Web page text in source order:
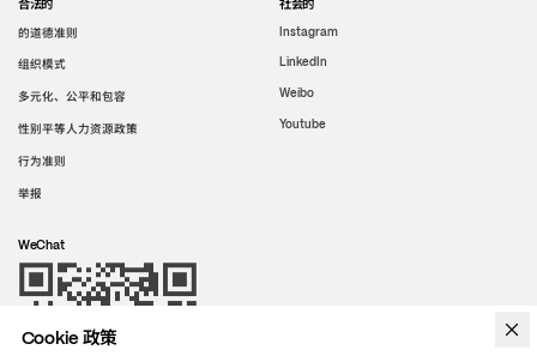
的道德准则
组织模式
多元化、公平和包容
性别平等人力资源政策
行为准则
举报
Instagram
LinkedIn
Weibo
Youtube
WeChat
Cookie 政策